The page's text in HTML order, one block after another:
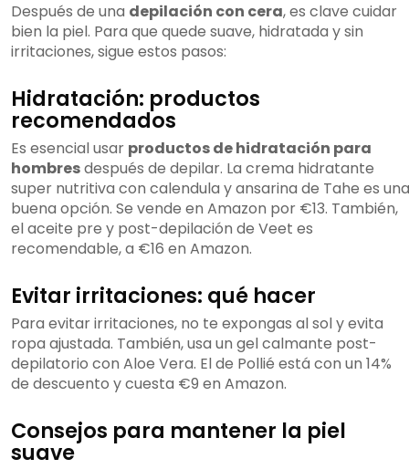
Después de una depilación con cera, es clave cuidar
bien la piel. Para que quede suave, hidratada y sin
irritaciones, sigue estos pasos:
Hidratación: productos
recomendados
Es esencial usar productos de hidratación para
hombresdespués de depilar. La crema hidratante
super nutritiva con calendula y ansarina de Tahe es una
buena opción. Se vende en Amazon por €13. También,
el aceite pre y post-depilación de Veet es
recomendable, a €16 en Amazon.
Evitar irritaciones: qué hacer
Para evitar irritaciones, no te expongas al sol y evita
ropa ajustada. También, usa un gel calmante post-
depilatorio con Aloe Vera. El de Pollié está con un 14%
de descuento y cuesta €9 en Amazon.
Consejos para mantener la piel
suave